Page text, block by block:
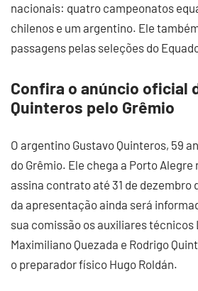
nacionais: quatro campeonatos
chilenos e um argentino. Ele
passagens pelas seleções do
Confira o anúncio oficial
Quinteros pelo Grêmio
O argentino Gustavo Quinteros, 59
do Grêmio. Ele chega a Porto Alegre
assina contrato até 31 de dezembro
da apresentação ainda será
sua comissão os auxiliares técnicos
Maximiliano Quezada e Rodrigo
o preparador físico Hugo Roldán.